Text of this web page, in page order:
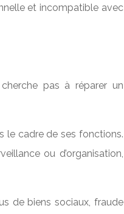
et incompatible avec
pas à réparer un
le cadre de ses fonctions.
ou d’organisation,
de biens sociaux, fraude